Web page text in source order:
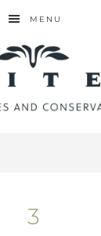
MENU
3